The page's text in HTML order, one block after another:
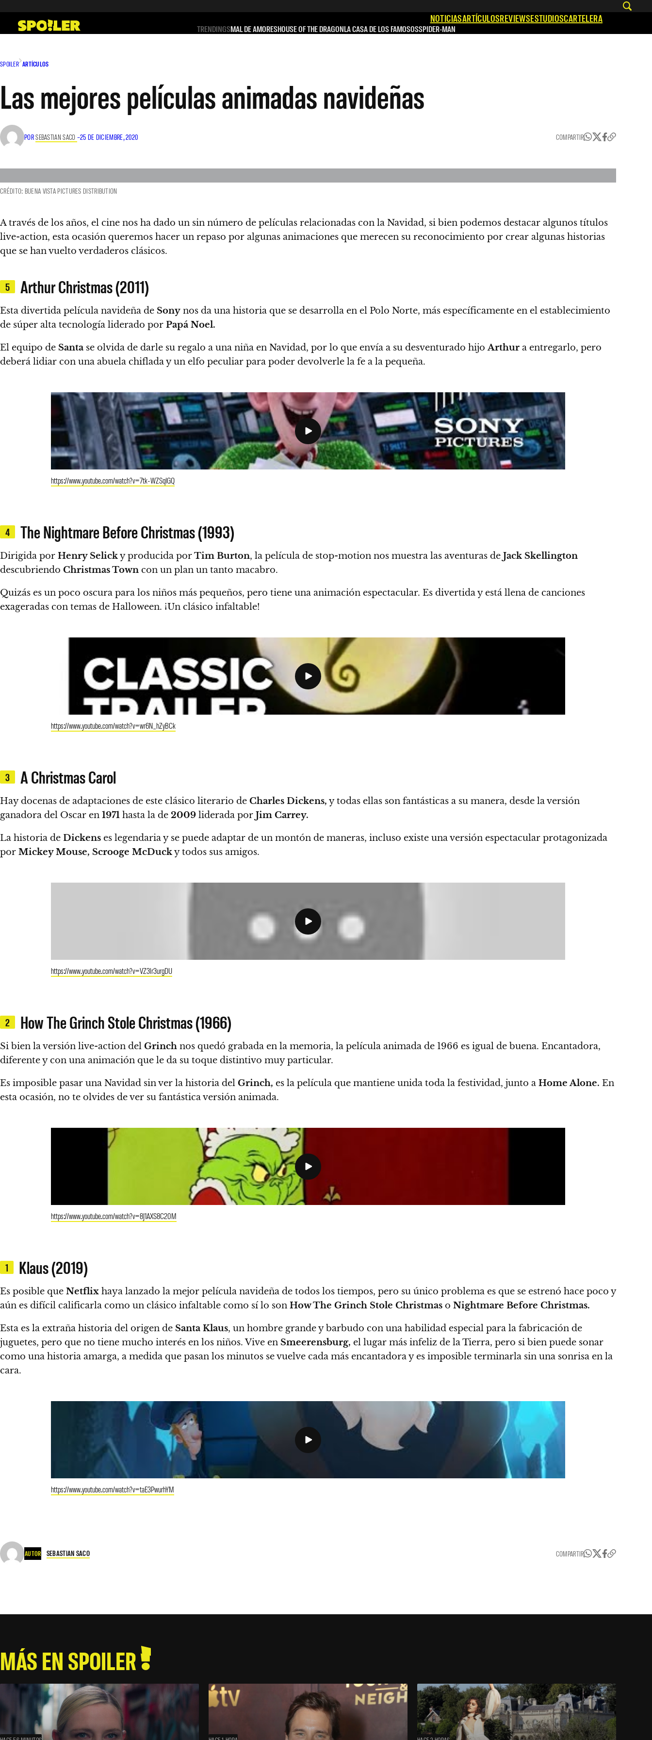
contenido
NOTICIASARTÍCULOSREVIEWSESTUDIOSCARTELERA
TRENDINGSMAL DE AMORESHOUSE OF THE DRAGONLA CASA DE LOS FAMOSOSSPIDER-MAN
SPOILER ARTÍCULOS
Las mejores películas animadas navideñas
PORSEBASTIAN SACO –25 DE DICIEMBRE, 2020 COMPARTIR
CRÉDITO: BUENA VISTA PICTURES DISTRIBUTION
A través de los años, el cine nos ha dado un sin número de películas relacionadas con la Navidad, si bien podemos destacar algunos títulos
live-action, esta ocasión queremos hacer un repaso por algunas animaciones que merecen su reconocimiento por crear algunas historias
que se han vuelto verdaderos clásicos.
5 Arthur Christmas (2011)
Esta divertida película navideña de Sony nos da una historia que se desarrolla en el Polo Norte, más específicamente en el establecimiento
de súper alta tecnología liderado por Papá Noel.
El equipo de Santa se olvida de darle su regalo a una niña en Navidad, por lo que envía a su desventurado hijoArthur a entregarlo, pero
deberá lidiar con una abuela chiflada y un elfo peculiar para poder devolverle la fe a la pequeña.
https://www.youtube.com/watch?v=7tk-WZSqIGQ
4 The Nightmare Before Christmas (1993)
Dirigida por Henry Selicky producida porTim Burton, la película de stop-motion nos muestra las aventuras de Jack Skellington
descubriendo Christmas Town con un plan un tanto macabro.
Quizás es un poco oscura para los niños más pequeños, pero tiene una animación espectacular. Es divertida y está llena de canciones
exageradas con temas de Halloween. ¡Un clásico infaltable!
https://www.youtube.com/watch?v=wr6N_hZyBCk
3 A Christmas Carol
Hay docenas de adaptaciones de este clásico literario de Charles Dickens, y todas ellas son fantásticas a su manera, desde la versión
ganadora del Oscar en 1971 hasta la de 2009 liderada por Jim Carrey.
La historia de Dickens es legendaria y se puede adaptar de un montón de maneras, incluso existe una versión espectacular protagonizada
por Mickey Mouse, Scrooge McDucky todos sus amigos.
https://www.youtube.com/watch?v=VZ3lr3urgDU
2 How The Grinch Stole Christmas (1966)
Si bien la versión live-action del Grinch nos quedó grabada en la memoria, la película animada de 1966 es igual de buena. Encantadora,
diferente y con una animación que le da su toque distintivo muy particular.
Es imposible pasar una Navidad sin ver la historia del Grinch, es la película que mantiene unida toda la festividad, junto a Home Alone. En
esta ocasión, no te olvides de ver su fantástica versión animada.
https://www.youtube.com/watch?v=8J1AXS8C20M
1 Klaus (2019)
Es posible que Netflix haya lanzado la mejor película navideña de todos los tiempos, pero su único problema es que se estrenó hace poco y
aún es difícil calificarla como un clásico infaltable como sí lo son How The Grinch Stole Christmas o Nightmare Before Christmas.
Esta es la extraña historia del origen de Santa Klaus, un hombre grande y barbudo con una habilidad especial para la fabricación de
juguetes, pero que no tiene mucho interés en los niños. Vive en Smeerensburg, el lugar más infeliz de la Tierra, pero si bien puede sonar
como una historia amarga, a medida que pasan los minutos se vuelve cada más encantadora y es imposible terminarla sin una sonrisa en la
cara.
https://www.youtube.com/watch?v=taE3PwurhYM
AUTOR SEBASTIAN SACO COMPARTIR
MÁS EN SPOILER